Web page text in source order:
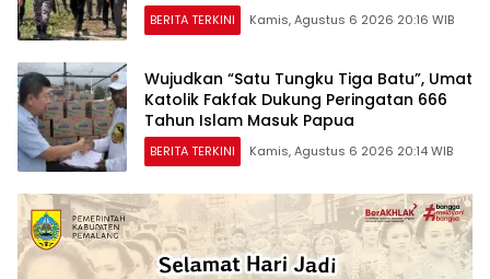
BERITA TERKINI Kamis, Agustus 6 2026 20:16 WIB
Wujudkan “Satu Tungku Tiga Batu”, Umat
Katolik Fakfak Dukung Peringatan 666
Tahun Islam Masuk Papua
BERITA TERKINI Kamis, Agustus 6 2026 20:14 WIB